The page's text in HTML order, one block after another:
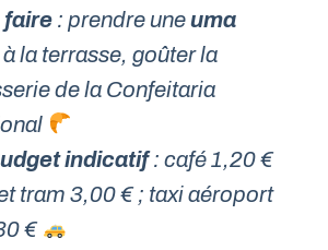
faire : prendre uneuma
à la terrasse, goûter la
de la Confeitaria
indicatif: café 1,20 €
tram 3,00 € ; taxi aéroport
€